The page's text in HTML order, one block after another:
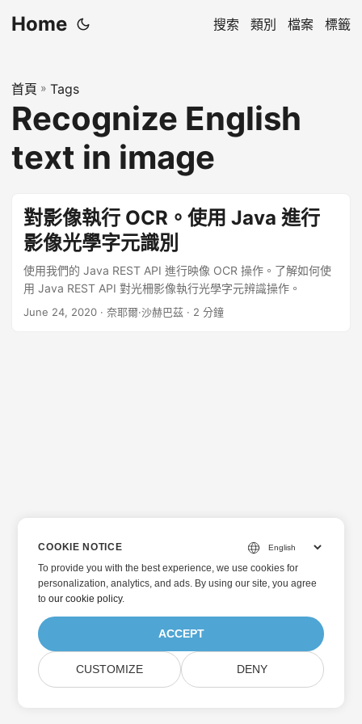
Home 搜索 類別 檔案 標籤
首頁 » Tags
Recognize English
text in image
對影像執行 OCR。使用 Java 進行
影像光學字元識別
使用我們的 Java REST API 進行映像 OCR 操作。了解如何使
用 Java REST API 對光柵影像執行光學字元辨識操作。
June 24, 2020 · 奈耶爾·沙赫巴茲 · 2 分鐘
COOKIE NOTICE
To provide you with the best experience, we use cookies for
personalization, analytics, and ads. By using our site, you agree
toour cookie policy.
ACCEPT
CUSTOMIZE DENY